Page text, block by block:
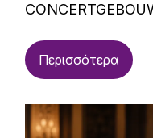
Περισσότερα